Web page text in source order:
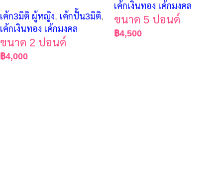
เค้ก3มิติ ผู้หญิง, เค้กปั้น3มิติ,
เค้กเงินทอง เค้กมงคล
ขนาด 2 ปอนด์
฿4,000
เค้กเงินทอง เค้กมงคล
ขนาด 5 ปอนด์
฿4,500